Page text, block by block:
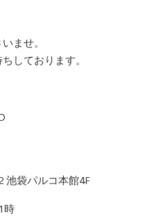
ませ。
しております。
池袋パルコ本館4F
時